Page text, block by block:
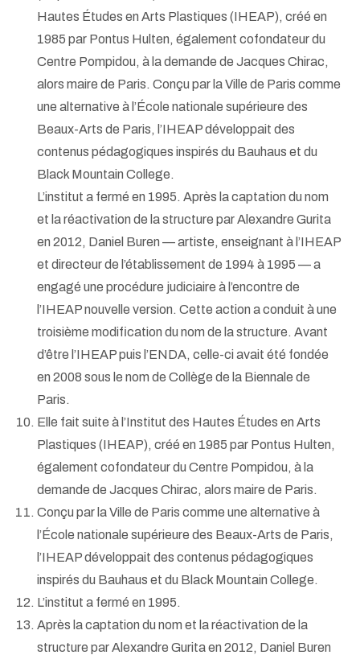
Hautes Études en Arts Plastiques (IHEAP), créé en
1985 par Pontus Hulten, également cofondateur du
Centre Pompidou, à la demande de Jacques Chirac,
alors maire de Paris. Conçu par la Ville de Paris comme
une alternative à l’École nationale supérieure des
Beaux-Arts de Paris, l’IHEAP développait des
contenus pédagogiques inspirés du Bauhaus et du
Black Mountain College.
L’institut a fermé en 1995. Après la captation du nom
et la réactivation de la structure par Alexandre Gurita
en 2012, Daniel Buren — artiste, enseignant à l’IHEAP
et directeur de l’établissement de 1994 à 1995 — a
engagé une procédure judiciaire à l’encontre de
l’IHEAP nouvelle version. Cette action a conduit à une
troisième modification du nom de la structure. Avant
d’être l’IHEAP puis l’ENDA, celle-ci avait été fondée
en 2008 sous le nom de Collège de la Biennale de
Paris.
Elle fait suite à l’Institut des Hautes Études en Arts
Plastiques (IHEAP), créé en 1985 par Pontus Hulten,
également cofondateur du Centre Pompidou, à la
demande de Jacques Chirac, alors maire de Paris.
Conçu par la Ville de Paris comme une alternative à
l’École nationale supérieure des Beaux-Arts de Paris,
l’IHEAP développait des contenus pédagogiques
inspirés du Bauhaus et du Black Mountain College.
L’institut a fermé en 1995.
Après la captation du nom et la réactivation de la
structure par Alexandre Gurita en 2012, Daniel Buren